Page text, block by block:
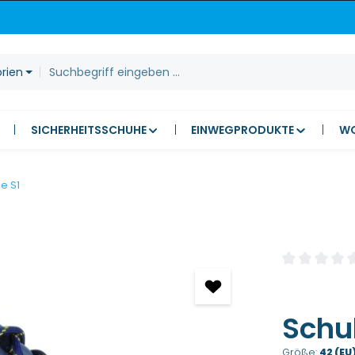
SICHERHEITSSCHUHE EINWEGPRODUKTE
S1
Größe: 42